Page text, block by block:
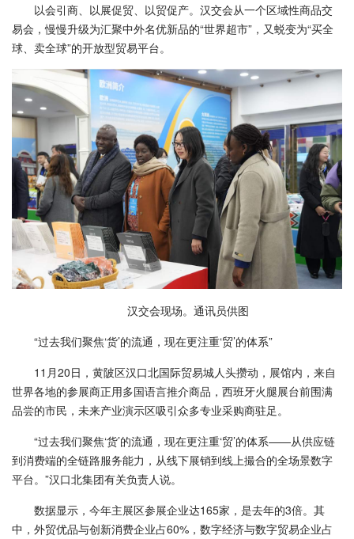
以会引商、以展促贸、以贸促产。汉交会从一个区域性商品交
易会，慢慢升级为汇聚中外名优新品的“世界超市”，又蜕变为“买全
球、卖全球”的开放型贸易平台。
汉交会现场。通讯员供图
“过去我们聚焦‘货’的流通，现在更注重‘贸’的体系”
11月20日，黄陂区汉口北国际贸易城人头攒动，展馆内，来自
世界各地的参展商正用多国语言推介商品，西班牙火腿展台前围满
品尝的市民，未来产业演示区吸引众多专业采购商驻足。
“过去我们聚焦‘货’的流通，现在更注重‘贸’的体系——从供应链
到消费端的全链路服务能力，从线下展销到线上撮合的全场景数字
平台。”汉口北集团有关负责人说。
数据显示，今年主展区参展企业达165家，是去年的3倍。其
中，外贸优品与创新消费企业占60%，数字经济与数字贸易企业占